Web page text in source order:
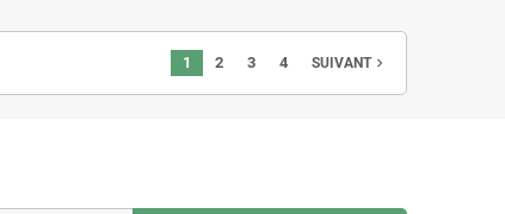
1 2 3 4 SUIVANTnavigate_next